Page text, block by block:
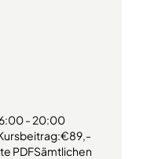
- 20:00
PDFSämtlichen